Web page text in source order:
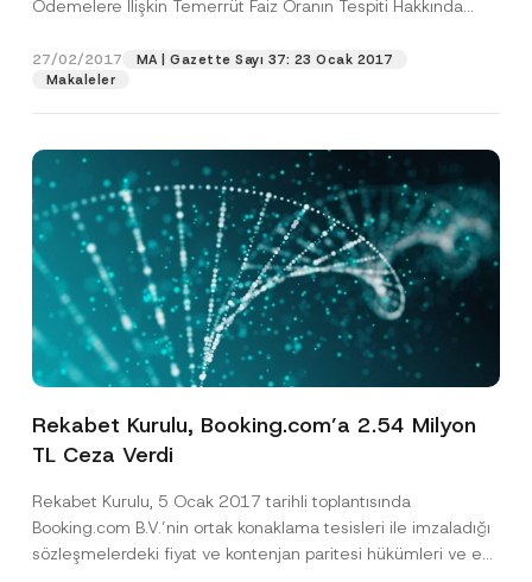
Ödemelere İlişkin Temerrüt Faiz Oranın Tespiti Hakkında
27/02/2017
MA | Gazette Sayı 37: 23 Ocak 2017
Makaleler
Rekabet Kurulu, Booking.com’a 2.54 Milyon
TL Ceza Verdi
Rekabet Kurulu, 5 Ocak 2017 tarihli toplantısında
Booking.com B.V.’nin ortak konaklama tesisleri ile imzaladığı
sözleşmelerdeki fiyat ve kontenjan paritesi hükümleri ve en
Pozisyon
E-Posta Adresi *
f
i
y
n
N
o
t
i
c
Telefon Numarası
Konu*
P
Bu iletişim formu aracılığıyla sağlanan kişisel
verilerle ilgili
aydınlatma metni